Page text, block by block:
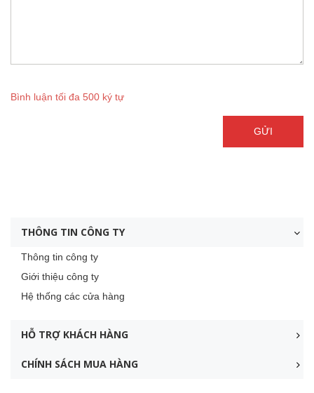
Bình luận tối đa 500 ký tự
GỬI
THÔNG TIN CÔNG TY
Thông tin công ty
Giới thiệu công ty
Hệ thống các cửa hàng
HỖ TRỢ KHÁCH HÀNG
CHÍNH SÁCH MUA HÀNG